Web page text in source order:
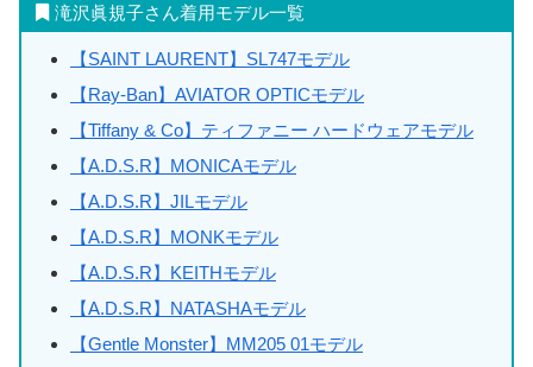
滝沢眞規子さん着用モデル一覧
【SAINT LAURENT】SL747モデル
【Ray-Ban】AVIATOR OPTICモデル
【Tiffany & Co】ティファニー ハードウェアモデル
【A.D.S.R】MONICAモデル
【A.D.S.R】JILモデル
【A.D.S.R】MONKモデル
【A.D.S.R】KEITHモデル
【A.D.S.R】NATASHAモデル
【Gentle Monster】MM205 01モデル